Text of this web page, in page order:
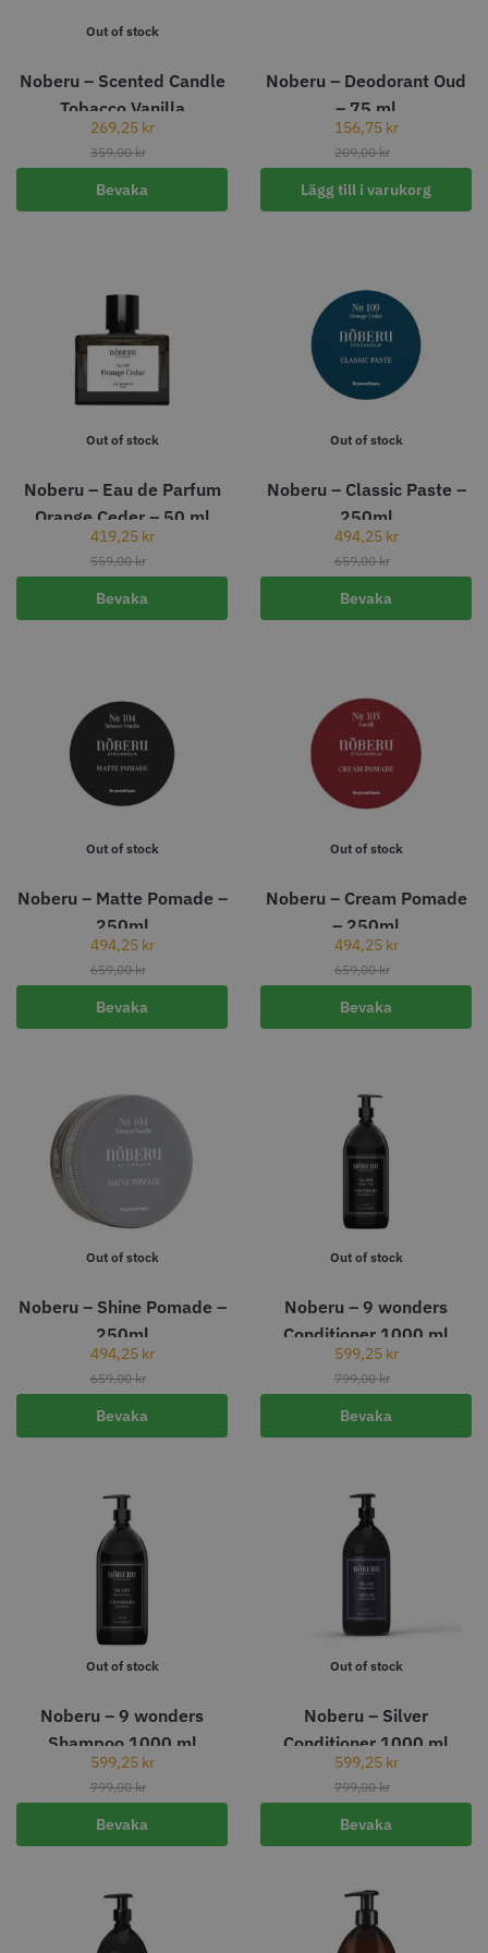
Out of stock
Noberu – Scented Candle
Tobacco Vanilla
269,25 kr
359,00kr
Bevaka
Noberu – Deodorant Oud
– 75 ml
156,75 kr
209,00kr
Lägg till i varukorg
Out of stock
Noberu – Eau de Parfum
Orange Ceder – 50 ml
419,25 kr
559,00kr
Bevaka
Out of stock
Noberu – Classic Paste –
250ml
494,25 kr
659,00kr
Bevaka
Out of stock
Noberu – Matte Pomade –
250ml
494,25 kr
659,00kr
Bevaka
Out of stock
Noberu – Cream Pomade
– 250ml
494,25 kr
659,00kr
Bevaka
Out of stock
Noberu – Shine Pomade –
250ml
494,25 kr
659,00kr
Bevaka
Out of stock
Noberu – 9 wonders
Conditioner 1000 ml
599,25 kr
799,00kr
Bevaka
Out of stock
Noberu – 9 wonders
Shampoo 1000 ml
599,25 kr
799,00kr
Bevaka
Out of stock
Noberu – Silver
Conditioner 1000 ml
599,25 kr
799,00kr
Bevaka
STORSÄLJARE
Jaguar Pre Style Relax Slice 6.0
659.00 kr
Info
WAHL - Legend
1449.00 kr
Info
JRL - Onyx SF Pro Shaver
1249.00 kr
Solidcos - Wolf 6.0"
499.00 kr
Jaguar Pre Style Relax 28 5.5
699.00 kr
Info Köp
Kyone Ultima Distanskamset
199.00 kr
Visa mer